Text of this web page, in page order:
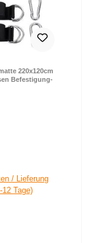
220x120cm
Befestigung-
/ Lieferung
Tage)